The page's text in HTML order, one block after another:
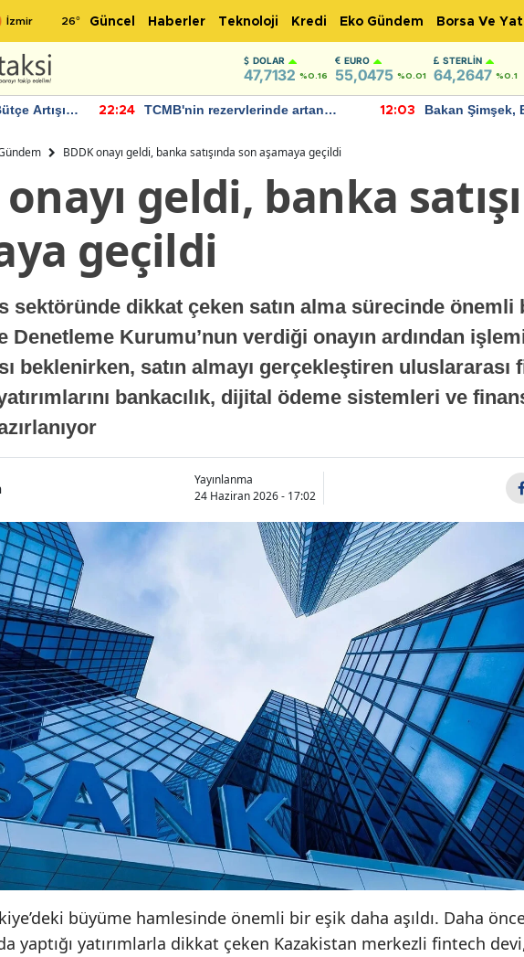
26° Güncel Haberler Teknoloji Kredi Eko Gündem Borsa Ve
DOLAR
47,7132 %0.16
EURO
55,0475 %0.01
STERLIN
64,2647 %0.1
Artışı
22:24
TCMB'nin rezervlerinde artan
12:03
Bakan Şimşek,
BDDK onayı geldi, banka satışında son aşamaya geçildi
onayı geldi, banka
geçildi
sektöründe dikkat çeken satın alma sürecinde önemli
Denetleme Kurumu’nun verdiği onayın ardından
beklenirken, satın almayı gerçekleştiren uluslararası
bankacılık, dijital ödeme sistemleri ve
Yayınlanma
24 Haziran 2026 - 17:02
büyüme hamlesinde önemli bir eşik daha aşıldı. Daha
yaptığı yatırımlarla dikkat çeken Kazakistan merkezli fintech